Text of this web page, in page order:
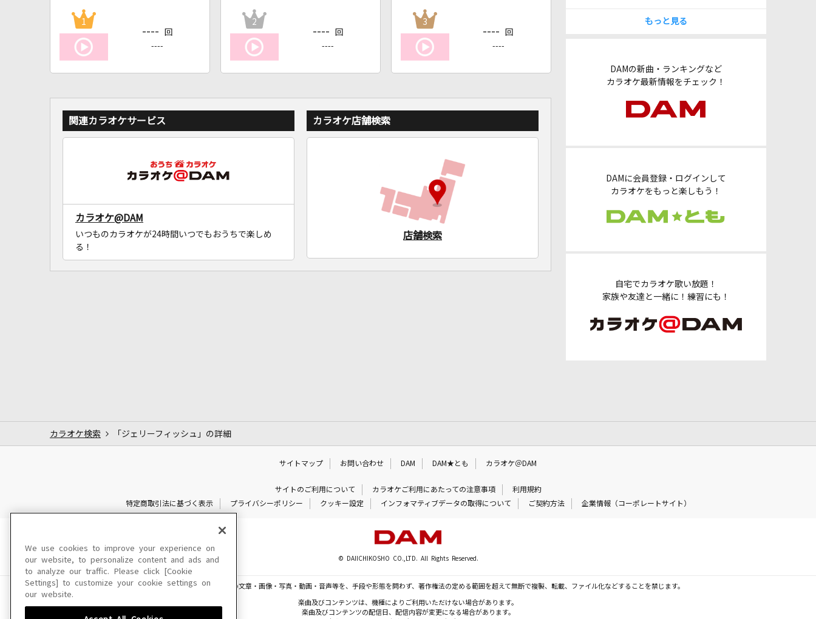
もっと見る
DAMの新曲・ランキングなど
カラオケ最新情報をチェック！
DAMに会員登録・ログインして
カラオケをもっと楽しもう！
自宅でカラオケ歌い放題！
家族や友達と一緒に！練習にも！
1
---- 回
----
2
---- 回
----
3
---- 回
----
関連カラオケサービス
カラオケ@DAM
いつものカラオケが24時間いつでもおうちで楽しめ
る！
カラオケ店舗検索
店舗検索
カラオケ検索 「ジェリーフィッシュ」の詳細
サイトマップ お問い合わせ DAM DAM★とも カラオケ＠DAM
サイトのご利用について カラオケご利用にあたっての注意事項
利用規約
特定商取引法に基づく表示
プライバシーポリシー クッキー設定 インフォマティブデータの取得について ご契約方法 企業情報（コーポレートサイト）
© DAIICHIKOSHO CO.,LTD. All Rights Reserved.
このサイトに掲載されている一切の文章・画像・写真・動画・音声等を、手段や形態を問わず、著作権法の定める範囲を超えて無断で複製、転載、ファイル化などすることを禁じます。
楽曲及びコンテンツは、機種によりご利用いただけない場合があります。
楽曲及びコンテンツの配信日、配信内容が変更になる場合があります。
We use cookies to improve your experience on
our website, to personalize content and ads and
to analyze our traffic. Please click [Cookie
Settings] to customize your cookie settings on
our website.